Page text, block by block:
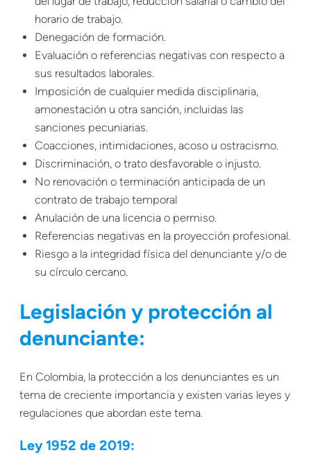
horario de trabajo.
Denegación de formación.
Evaluación o referencias negativas con respecto a
sus resultados laborales.
Imposición de cualquier medida disciplinaria,
amonestación u otra sanción, incluidas las
sanciones pecuniarias.
Coacciones, intimidaciones, acoso u ostracismo.
Discriminación, o trato desfavorable o injusto.
No renovación o terminación anticipada de un
contrato de trabajo temporal
Anulación de una licencia o permiso.
Referencias negativas en la proyección profesional.
Riesgo a la integridad física del denunciante y/o de
su círculo cercano.
Legislación y protección al
denunciante:
En Colombia, la protección a los denunciantes es un
tema de creciente importancia y existen varias leyes y
regulaciones que abordan este tema.
Ley 1952 de 2019: